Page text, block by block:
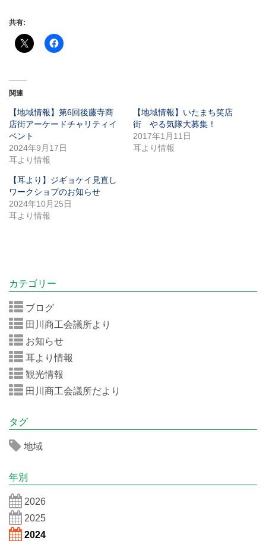
共有:
関連
【地域情報】第6回後藤寺商
店街アーケードチャリティイ
ベント
2024年9月17日
耳より情報
【地域情報】いたまち笑店
街 やる気隊大募集！
2017年1月11日
耳より情報
【耳より】ジギョケイ見直し
ワークショプのお知らせ
2024年10月25日
耳より情報
カテゴリー
ブログ
田川商工会議所より
お知らせ
耳より情報
観光情報
田川商工会議所だより
タグ
地域
年別
2026
2025
2024